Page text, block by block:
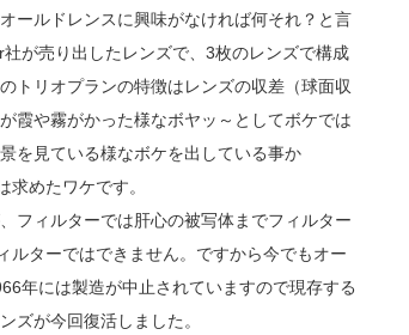
ールドレンスに興味がなければ何それ？と言
が売り出したレンズで、3枚のレンズで構成
トリオプランの特徴はレンズの収差（球面収
霞や霧がかった様なボヤッ～としてボケでは
を見ている様なボケを出している事か
めたワケです。
フィルターでは肝心の被写体までフィルター
ルターではできません。ですから今でもオー
年には製造が中止されていますので現存する
ズが今回復活しました。